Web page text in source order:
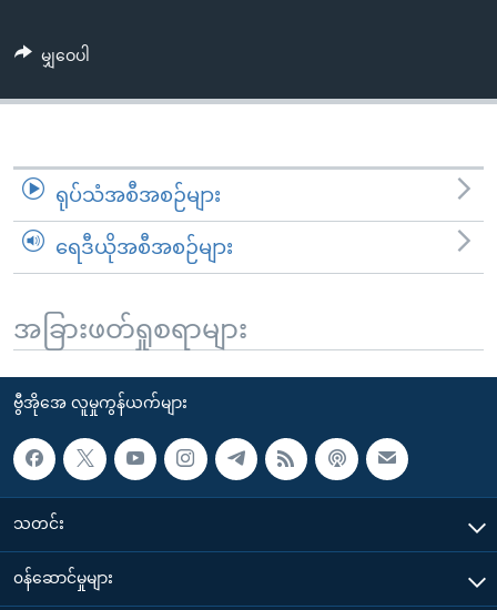
မျှဝေပါ
ရုပ်သံအစီအစဉ်များ
ရေဒီယိုအစီအစဉ်များ
အခြားဖတ်ရှုစရာများ
ဗွီအိုအေ လူမှုကွန်ယက်များ
သတင်း
၀န်ဆောင်မှုများ